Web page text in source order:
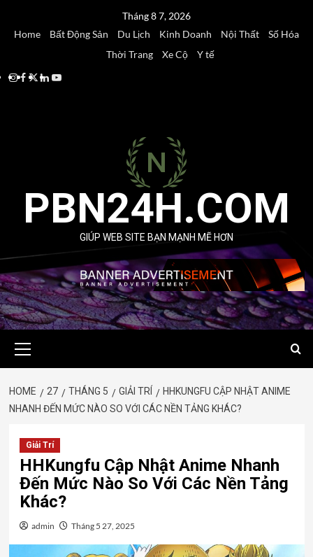
Tháng 8 7, 2026
Home
Bất Động Sản Du Lịch Kinh Doanh Nội Thất
Số Hóa
Thời Trang
Xe Cộ
Y tế
Instagram
Facebook
Twitter
Linkedin
Youtube
PBN24H.COM
GIÚP WEB SITE BẠN MẠNH MẼ HƠN
Menu
HOME 27 THÁNG 5 GIẢI TRÍ
HHKUNGFU CẬP NHẬT ANIME
NHANH ĐẾN MỨC NÀO SO VỚI CÁC NỀN TẢNG KHÁC?
Giải Trí
HHKungfu Cập Nhật Anime Nhanh
Đến Mức Nào So Với Các Nền Tảng
Khác?
admin Tháng 5 27, 2025